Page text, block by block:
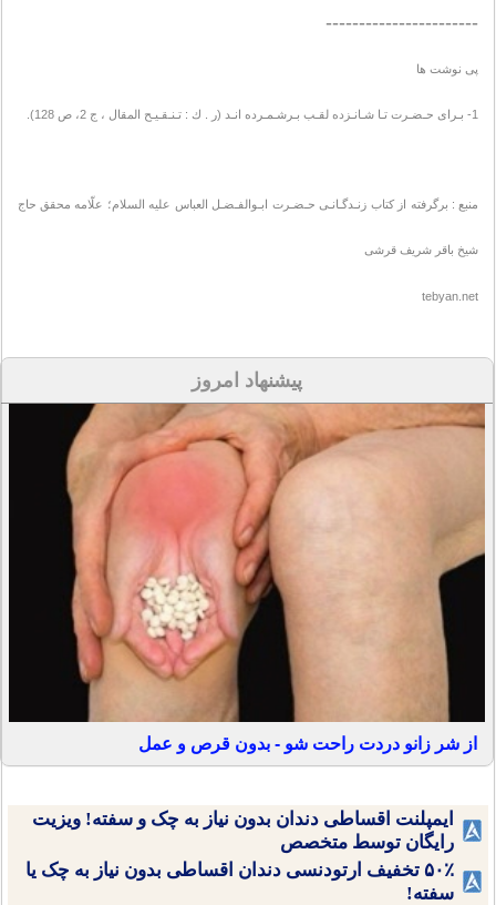
-----------------------
پی نوشت ها
1- بـراى حـضـرت تـا شـانـزده لقـب بـرشـمـرده انـد (ر . ك : تـنـقـیـح المقال ، ج 2، ص 128).
منبع : برگرفته از کتاب زنـدگـانـى حـضـرت ابـوالفـضـل العباس علیه السلام؛ علّامه محقق حاج
شیخ باقر شریف قرشى
tebyan.net
پیشنهاد امروز
از شر زانو دردت راحت شو - بدون قرص و عمل
ایمپلنت اقساطی دندان بدون نیاز به چک و سفته! ویزیت
رایگان توسط متخصص
۵۰٪ تخفیف ارتودنسی دندان اقساطی بدون نیاز به چک یا
سفته!